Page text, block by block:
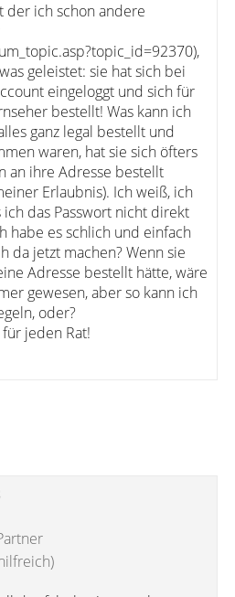
der ich schon andere
geleistet: sie hat sich bei
eingeloggt und sich für
bestellt! Was kann ich
ganz legal bestellt und
waren, hat sie sich öfters
an ihre Adresse bestellt
Erlaubnis). Ich weiß, ich
das Passwort nicht direkt
habe es schlich und einfach
da jetzt machen? Wenn sie
Adresse bestellt hätte, wäre
gewesen, aber so kann ich
oder?
jeden Rat!